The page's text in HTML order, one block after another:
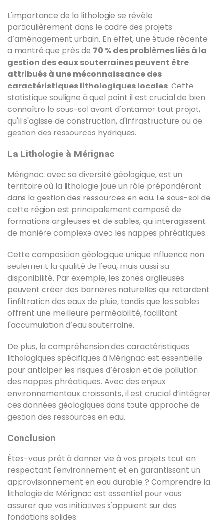
L'importance de la lithologie se révèle
particulièrement dans le cadre des projets
d’aménagement urbain. En effet, une étude récente
a montré que près de 70 % des problèmes liés à la
gestion des eaux souterraines peuvent être
attribués à une méconnaissance des
caractéristiques lithologiques locales. Cette
statistique souligne à quel point il est crucial de bien
connaître le sous-sol avant d'entamer tout projet,
qu'il s'agisse de construction, d'infrastructure ou de
gestion des ressources hydriques.
La Lithologie à Mérignac
Mérignac, avec sa diversité géologique, est un
territoire où la lithologie joue un rôle prépondérant
dans la gestion des ressources en eau. Le sous-sol de
cette région est principalement composé de
formations argileuses et de sables, qui interagissent
de manière complexe avec les nappes phréatiques.
Cette composition géologique unique influence non
seulement la qualité de l'eau, mais aussi sa
disponibilité. Par exemple, les zones argileuses
peuvent créer des barrières naturelles qui retardent
l'infiltration des eaux de pluie, tandis que les sables
offrent une meilleure perméabilité, facilitant
l'accumulation d’eau souterraine.
De plus, la compréhension des caractéristiques
lithologiques spécifiques à Mérignac est essentielle
pour anticiper les risques d’érosion et de pollution
des nappes phréatiques. Avec des enjeux
environnementaux croissants, il est crucial d’intégrer
ces données géologiques dans toute approche de
gestion des ressources en eau.
Conclusion
Êtes-vous prêt à donner vie à vos projets tout en
respectant l'environnement et en garantissant un
approvisionnement en eau durable ? Comprendre la
lithologie de Mérignac est essentiel pour vous
assurer que vos initiatives s'appuient sur des
fondations solides.